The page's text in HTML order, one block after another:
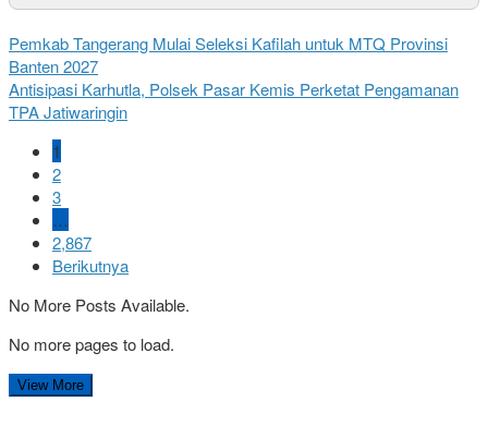
Pemkab Tangerang Mulai Seleksi Kafilah untuk MTQ Provinsi
Banten 2027
Antisipasi Karhutla, Polsek Pasar Kemis Perketat Pengamanan
TPA Jatiwaringin
1
2
3
…
2,867
Berikutnya
No More Posts Available.
No more pages to load.
View More